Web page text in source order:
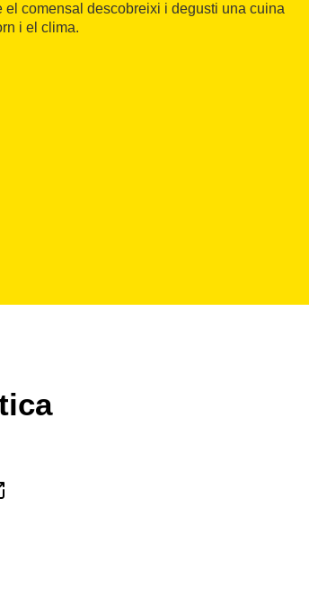
comensal descobreixi i degusti una cuina
i el clima.